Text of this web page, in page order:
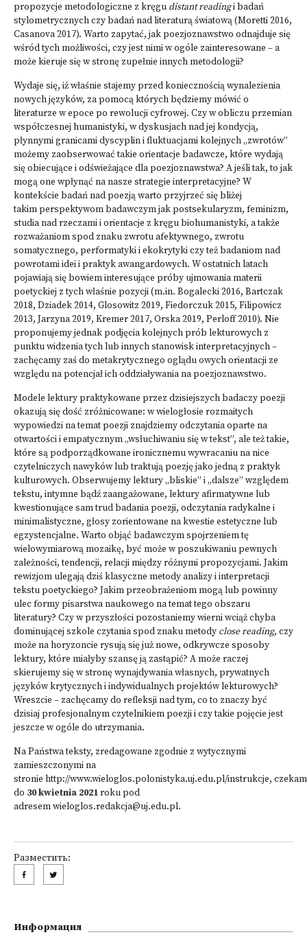
propozycje metodologiczne z kręgu distant readingi badań
stylometrycznych czy badań nad literaturą światową (Moretti 2016,
Casanova 2017). Warto zapytać, jak poezjoznawstwo odnajduje się
wśród tych możliwości, czy jest nimi w ogóle zainteresowane – a
może kieruje się w stronę zupełnie innych metodologii?
Wydaje się, iż właśnie stajemy przed koniecznością wynalezienia
nowych języków, za pomocą których będziemy mówić o
literaturze w epoce po rewolucji cyfrowej. Czy w obliczu przemian
współczesnej humanistyki, w dyskusjach nad jej kondycją,
płynnymi granicami dyscyplin i fluktuacjami kolejnych „zwrotów”
możemy zaobserwować takie orientacje badawcze, które wydają
się obiecujące i odświeżające dla poezjoznawstwa? A jeśli tak, to jak
mogą one wpłynąć na nasze strategie interpretacyjne? W
kontekście badań nad poezją warto przyjrzeć się bliżej
takim perspektywom badawczym jak postsekularyzm, feminizm,
studia nad rzeczami i orientacje z kręgu biohumanistyki, a także
rozważaniom spod znaku zwrotu afektywnego, zwrotu
somatycznego, performatyki i ekokrytyki czy też badaniom nad
powrotami idei i praktyk awangardowych. W ostatnich latach
pojawiają się bowiem interesujące próby ujmowania materii
poetyckiej z tych właśnie pozycji (m.in. Bogalecki 2016, Bartczak
2018, Dziadek 2014, Glosowitz 2019, Fiedorczuk 2015, Filipowicz
2013, Jarzyna 2019, Kremer 2017, Orska 2019, Perloff 2010). Nie
proponujemy jednak podjęcia kolejnych prób lekturowych z
punktu widzenia tych lub innych stanowisk interpretacyjnych –
zachęcamy zaś do metakrytycznego oglądu owych orientacji ze
względu na potencjał ich oddziaływania na poezjoznawstwo.
Modele lektury praktykowane przez dzisiejszych badaczy poezji
okazują się dość zróżnicowane: w wielogłosie rozmaitych
wypowiedzi na temat poezji znajdziemy odczytania oparte na
otwartości i empatycznym „wsłuchiwaniu się w tekst”, ale też takie,
które są podporządkowane ironicznemu wywracaniu na nice
czytelniczych nawyków lub traktują poezję jako jedną z praktyk
kulturowych. Obserwujemy lektury „bliskie” i „dalsze” względem
tekstu, intymne bądź zaangażowane, lektury afirmatywne lub
kwestionujące sam trud badania poezji, odczytania radykalne i
minimalistyczne, głosy zorientowane na kwestie estetyczne lub
egzystencjalne. Warto objąć badawczym spojrzeniem tę
wielowymiarową mozaikę, być może w poszukiwaniu pewnych
zależności, tendencji, relacji między różnymi propozycjami. Jakim
rewizjom ulegają dziś klasyczne metody analizy i interpretacji
tekstu poetyckiego? Jakim przeobrażeniom mogą lub powinny
ulec formy pisarstwa naukowego na temat tego obszaru
literatury? Czy w przyszłości pozostaniemy wierni wciąż chyba
dominującej szkole czytania spod znaku metody close reading, czy
może na horyzoncie rysują się już nowe, odkrywcze sposoby
lektury, które miałyby szansę ją zastąpić? A może raczej
skierujemy się w stronę wynajdywania własnych, prywatnych
języków krytycznych i indywidualnych projektów lekturowych?
Wreszcie – zachęcamy do refleksji nad tym, co to znaczy być
dzisiaj profesjonalnym czytelnikiem poezji i czy takie pojęcie jest
jeszcze w ogóle do utrzymania.
Na Państwa teksty, zredagowane zgodnie z wytycznymi
zamieszczonymi na
stronie http://www.wieloglos.polonistyka.uj.edu.pl/instrukcje,
do 30 kwietnia 2021roku pod
adresemwieloglos.redakcja@uj.edu.pl.
Разместить:
Информация